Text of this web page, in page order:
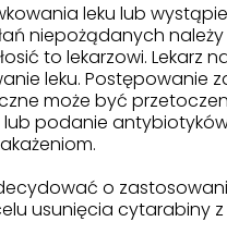
leku lub
niepożądanych należy
to lekarzowi. Lekarz
leku. Postępowanie
może być
lub podanie
o
usunięcia cytarabiny z